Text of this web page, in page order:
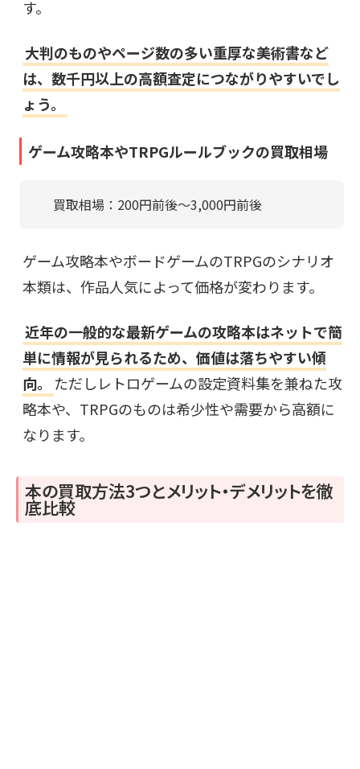
す。
大判のものやページ数の多い重厚な美術書など
は、数千円以上の高額査定につながりやすいでし
ょう。
ゲーム攻略本やTRPGルールブックの買取相場
買取相場：200円前後〜3,000円前後
ゲーム攻略本やボードゲームのTRPGのシナリオ
本類は、作品人気によって価格が変わります。
近年の一般的な最新ゲームの攻略本はネットで簡
単に情報が見られるため、価値は落ちやすい傾
向。
ただしレトロゲームの設定資料集を兼ねた攻
略本や、TRPGのものは希少性や需要から高額に
なります。
本の買取方法3つとメリット・デメリットを徹
底比較